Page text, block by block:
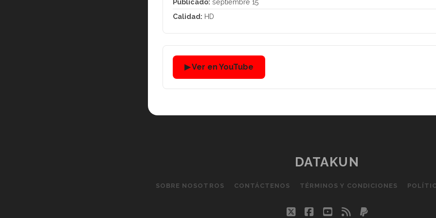
Publicado: septiembre 15
Calidad: HD
▶ Ver en YouTube
DATAKUN
SOBRE NOSOTROS CONTÁCTENOS TÉRMINOS Y CONDICIONES
twitterfacebook
youtube
rss paypal